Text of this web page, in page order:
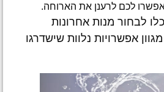
לכם לרענן את הארוחה.
לבחור מנות אחרונות
אפשרויות נלוות שישדרגו